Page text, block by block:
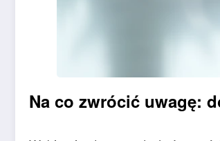
Na co zwrócić uwagę: